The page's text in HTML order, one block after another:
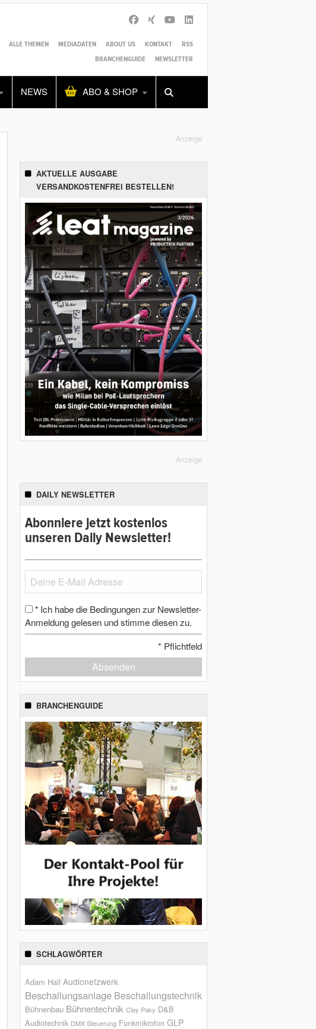
ALLE THEMEN MEDIADATEN ABOUT US KONTAKT
RSS
BRANCHENGUIDE
NEWSLETTER
NEWS ABO & SHOP
Alles Shop SUCHEN
Anzeige
AKTUELLE AUSGABE
VERSANDKOSTENFREI BESTELLEN!
Anzeige
DAILY NEWSLETTER
Abonniere jetzt kostenlos
unseren Daily Newsletter!
* Ich habe die Bedingungen zur Newsletter-
Anmeldung gelesen und stimme diesen zu.
* Pflichtfeld
Absenden
BRANCHENGUIDE
SCHLAGWÖRTER
Adam Hall Audionetzwerk
Beschallungsanlage Beschallungstechnik
Bühnenbau Bühnentechnik Clay Paky D&B
Audiotechnik DMX Steuerung Funkmikrofon GLP